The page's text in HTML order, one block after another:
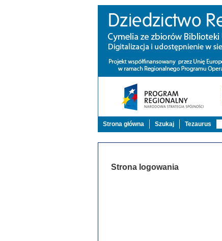
Strona główna Szukaj Tezaurus
Strona logowania